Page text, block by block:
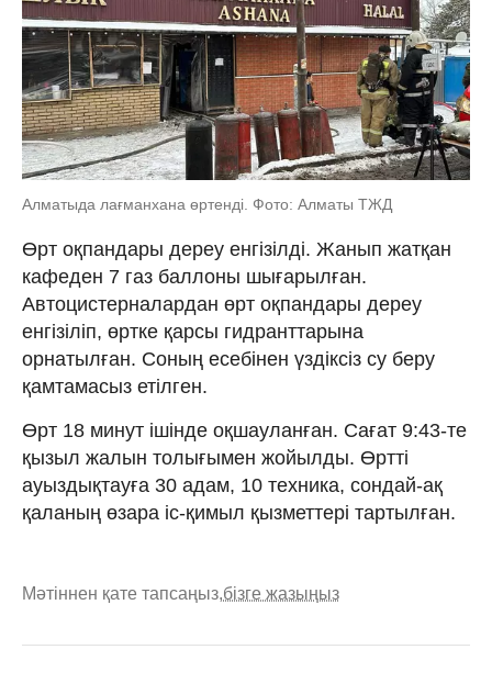
Алматыда лағманхана өртенді. Фото: Алматы ТЖД
Өрт оқпандары дереу енгізілді. Жанып жатқан
кафеден 7 газ баллоны шығарылған.
Автоцистерналардан өрт оқпандары дереу
енгізіліп, өртке қарсы гидранттарына
орнатылған. Соның есебінен үздіксіз су беру
қамтамасыз етілген.
Өрт 18 минут ішінде оқшауланған. Сағат 9:43-те
қызыл жалын толығымен жойылды. Өртті
ауыздықтауға 30 адам, 10 техника, сондай-ақ
қаланың өзара іс-қимыл қызметтері тартылған.
Мәтіннен қате тапсаңыз,бізге жазыңыз